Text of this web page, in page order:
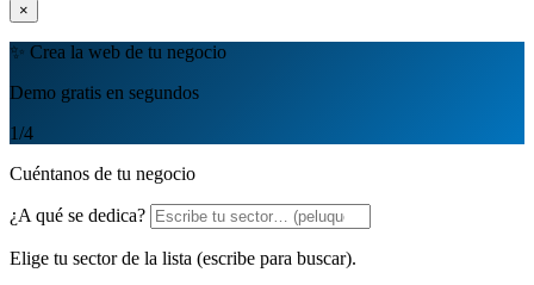
×
✨ Crea la web de tu negocio
Demo gratis en segundos
1/4
Cuéntanos de tu negocio
¿A qué se dedica?
Elige tu sector de la lista (escribe para buscar).